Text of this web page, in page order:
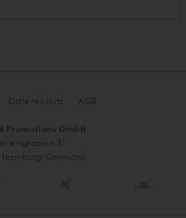
Datenschutz AGB
Promotions GmbH
31
Germany